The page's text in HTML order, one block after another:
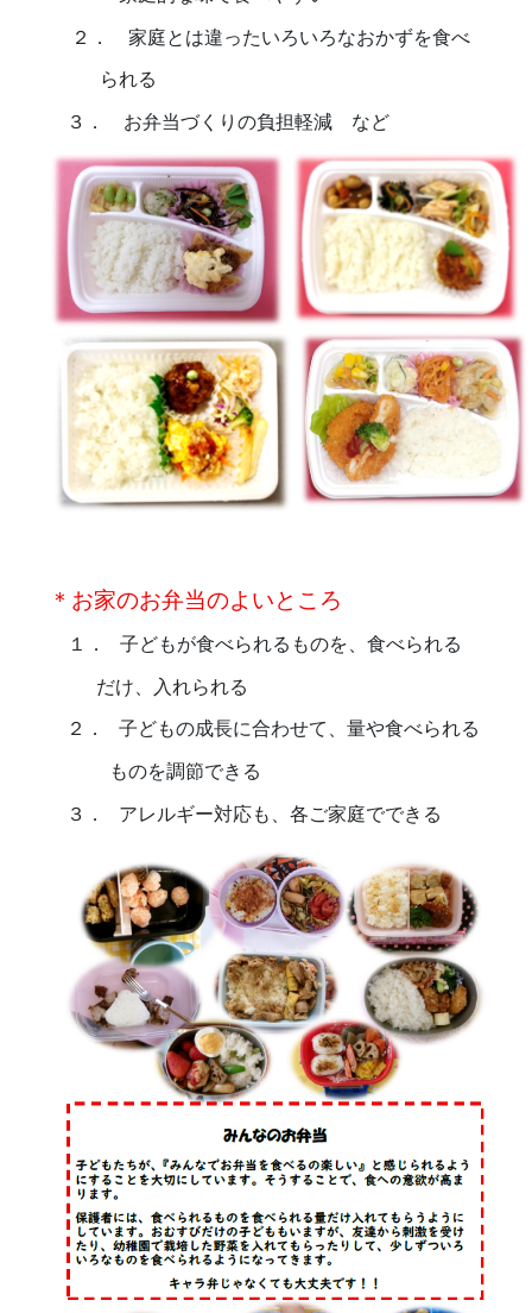
２． 家庭とは違ったいろいろなおかずを食べ
られる
３． お弁当づくりの負担軽減 など
＊お家のお弁当のよいところ
１． 子どもが食べられるものを、食べられる
だけ、 入れられる
２． 子どもの成長に合わせて、量や食べられる
ものを調節できる
３． アレルギー対応も、各ご家庭でできる